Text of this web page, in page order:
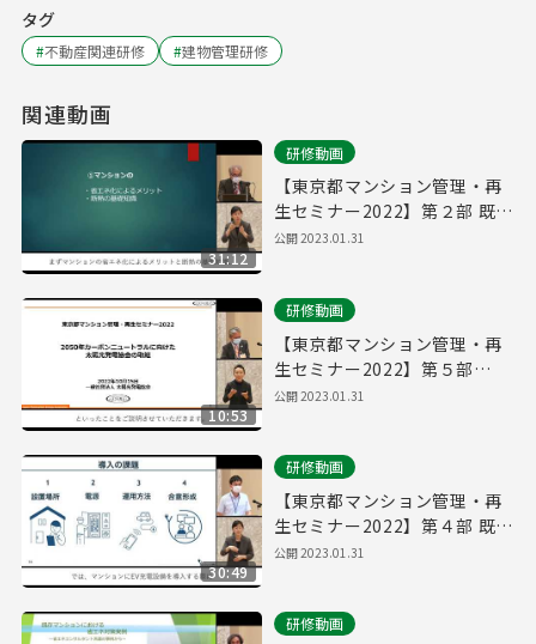
タグ
#不動産関連研修 #建物管理研修
関連動画
31:12
研修動画
【東京都マンション管理・再
生セミナー2022】第２部 既存
マンション省エネ改修のご提
公開2023.01.31
10:53
研修動画
【東京都マンション管理・再
生セミナー2022】第５部
2050年カーボンニュートラル
公開2023.01.31
30:49
研修動画
【東京都マンション管理・再
生セミナー2022】第４部 既存
マンションでのEV充電器の導
公開2023.01.31
研修動画